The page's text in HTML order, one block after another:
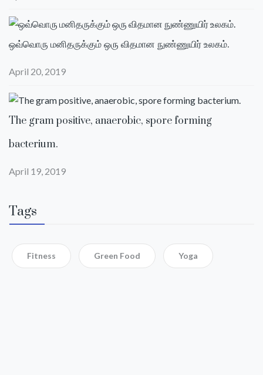
ஒவ்வொரு மனிதருக்கும் ஒரு விதமான நுண்ணுயிர் உலகம்.
April 20, 2019
The gram positive, anaerobic, spore forming
bacterium.
April 19, 2019
Tags
Fitness Green Food Yoga